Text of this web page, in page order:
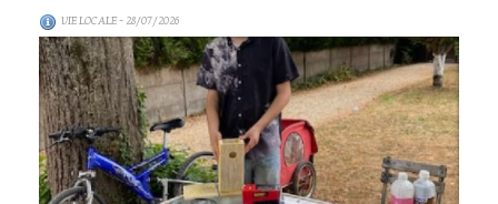
VIE LOCALE- 28/07/2026